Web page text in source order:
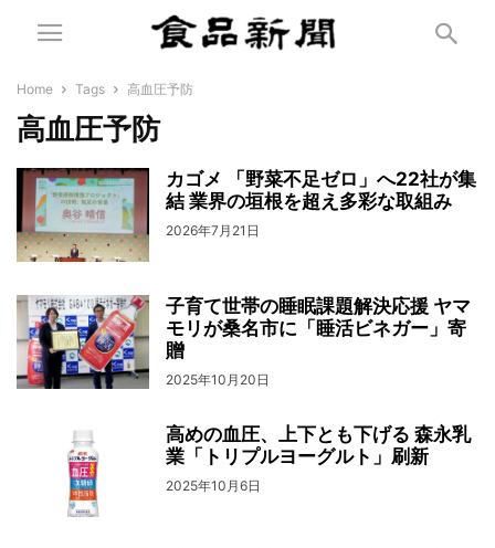
Home Tags 高血圧予防
高血圧予防
カゴメ 「野菜不足ゼロ」へ22社が集
結 業界の垣根を超え多彩な取組み
2026年7月21日
子育て世帯の睡眠課題解決応援 ヤマ
モリが桑名市に「睡活ビネガー」寄
贈
2025年10月20日
高めの血圧、上下とも下げる 森永乳
業「トリプルヨーグルト」刷新
2025年10月6日